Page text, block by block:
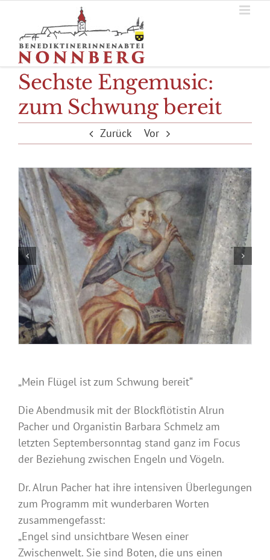
springen
Sechste Engemusic:
zum Schwung bereit
Zurück Vor
„Mein Flügel ist zum Schwung bereit“
Die Abendmusik mit der Blockflötistin Alrun
Pacher und Organistin Barbara Schmelz am
letzten Septembersonntag stand ganz im Focus
der Beziehung zwischen Engeln und Vögeln.
Dr. Alrun Pacher hat ihre intensiven Überlegungen
zum Programm mit wunderbaren Worten
zusammengefasst:
„Engel sind unsichtbare Wesen einer
Zwischenwelt. Sie sind Boten, die uns einen